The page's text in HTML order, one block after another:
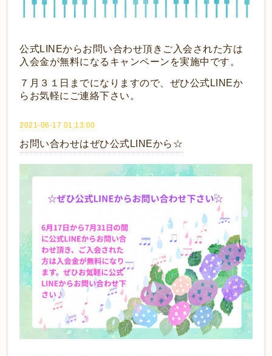
公式LINEからお問い合わせ頂きご入会された方は
入会金が無料になるキャンペーンを実施中です。
７月３１日までになりますので、ぜひ公式LINEか
らお気軽にご連絡下さい。
2021-06-17 01:13:00
お問い合わせはぜひ公式LINEから☆